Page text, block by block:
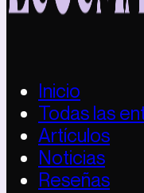
Inicio
Todas las
Artículos
Noticias
Reseñas